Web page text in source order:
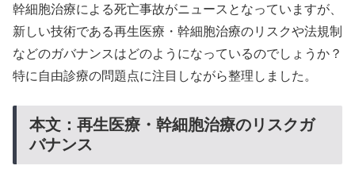
幹細胞治療による死亡事故がニュースとなっていますが、
新しい技術である再生医療・幹細胞治療のリスクや法規制
などのガバナンスはどのようになっているのでしょうか？
特に自由診療の問題点に注目しながら整理しました。
本文：再生医療・幹細胞治療のリスクガ
バナンス